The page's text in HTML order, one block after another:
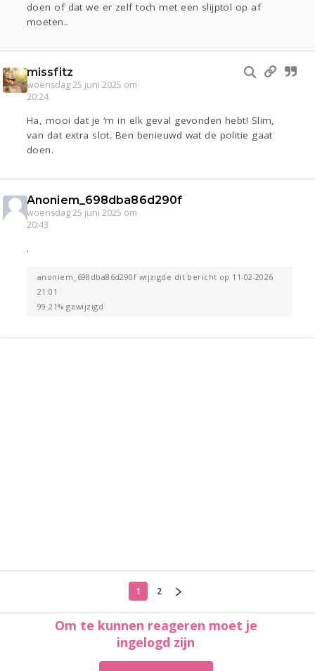
doen of dat we er zelf toch met een slijptol op af
moeten..
missfitz
woensdag 25 juni 2025 om
20:24
Ha, mooi dat je ‘m in elk geval gevonden hebt! Slim,
van dat extra slot. Ben benieuwd wat de politie gaat
doen.
Anoniem_698dba86d290f
woensdag 25 juni 2025 om
20:43
.
anoniem_698dba86d290f wijzigde dit bericht op 11-02-2026
21:01
99.21% gewijzigd
1 2
Om te kunnen reageren moet je
ingelogd zijn